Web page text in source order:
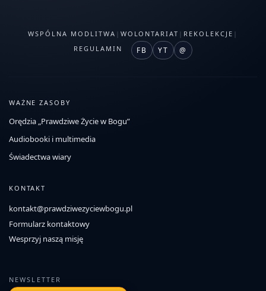
WSPÓLNA MODLITWA | WOLONTARIAT | REKOLEKCJE |
REGULAMIN
FB YT @
WAŻNE ZASOBY
Orędzia „Prawdziwe Życie w Bogu”
Audiobooki i multimedia
Świadectwa wiary
KONTAKT
kontakt@prawdziwezyciewbogu.pl
Formularz kontaktowy
Wesprzyj naszą misję
NEWSLETTER